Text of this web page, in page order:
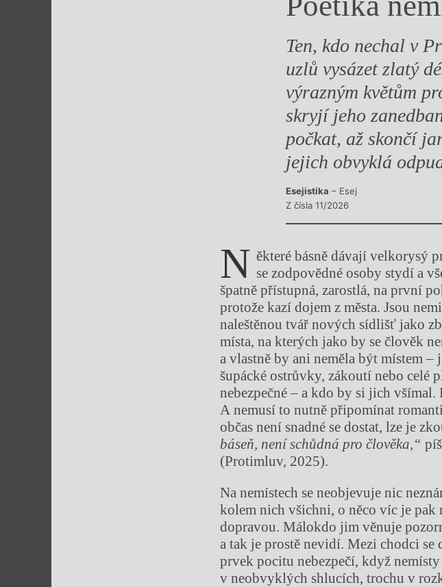
Výroční ceny
Ten, kdo nechal v
uzlů vysázet zlatý
výrazným květům
skryjí jeho
počkat, až skončí
jejich obvyklá
Esejistika – Esej
Z čísla 11/2026
N ěkteré básně dávají velkorysý
se zodpovědné osoby stydí a
špatně přístupná, zarostlá, na první
protože kazí dojem z města. Jsou
naleštěnou tvář nových sídlišť jako
místa, na kterých jako by se člověk
a vlastně by ani neměla být místem –
šupácké ostrůvky, zákoutí nebo celé
nebezpečné – a kdo by si jich
A nemusí to nutně připomínat
občas není snadné se dostat, lze je
báseň, není schůdná pro člověka,“
(Protimluv, 2025).
Na nemístech se neobjevuje nic
kolem nich všichni, o něco víc je
dopravou. Málokdo jim věnuje
a tak je prostě nevidí. Mezi chodci se
prvek pocitu nebezpečí, když
v neobvyklých shlucích, trochu v